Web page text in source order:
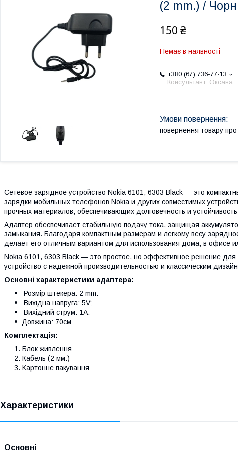
(2 mm.) /
150 ₴
Немає в наявності
+380 (67) 736-77-13
Консультант: Оксана
повернення товару
Сетевое зарядное устройство Nokia 6101, 6303 Black — это
зарядки мобильных телефонов Nokia и других совместимых
прочных материалов, обеспечивающих долговечность и
Адаптер обеспечивает стабильную подачу тока, защищая
замыкания. Благодаря компактным размерам и легкому весу
делает его отличным вариантом для использования дома, в офисе
Nokia 6101, 6303 Black — это простое, но эффективное решение для
устройство с надежной производительностью и классическим
Основні характеристики адаптера:
Розмір штекера: 2 mm.
Вихідна напруга: 5V;
Вихідний струм: 1А.
Довжина: 70см
Комплектація:
Блок живлення
Кабель (2 мм.)
Картонне пакування
Характеристики
Основні